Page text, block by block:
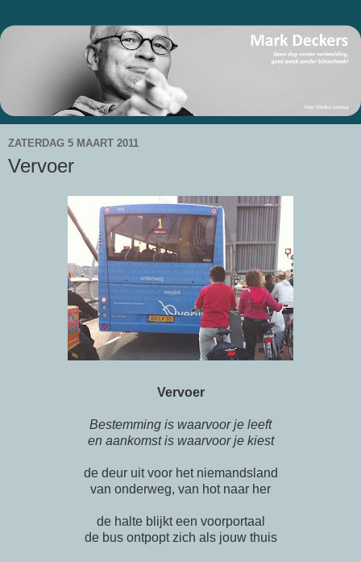
ZATERDAG 5 MAART 2011
Vervoer
Vervoer
Bestemming is waarvoor je leeft
en aankomst is waarvoor je kiest
de deur uit voor het niemandsland
van onderweg, van hot naar her
de halte blijkt een voorportaal
de bus ontpopt zich als jouw thuis